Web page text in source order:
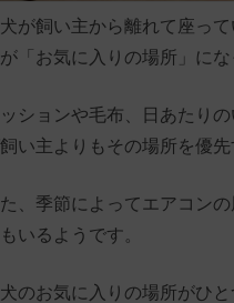
が飼い主から離れて座っ
「お気に入りの場所」に
ションや毛布、日あたり
い主よりもその場所を優先
た、季節によってエアコン
いるようです。
のお気に入りの場所がひ